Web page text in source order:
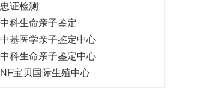
忠证检测
中科生命亲子鉴定
中基医学亲子鉴定中心
中科生命亲子鉴定中心
NF宝贝国际生殖中心